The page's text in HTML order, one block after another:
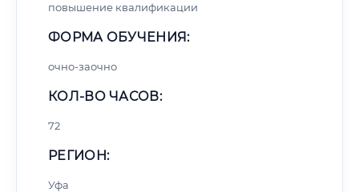
повышение квалификации
ФОРМА ОБУЧЕНИЯ:
очно-заочно
КОЛ-ВО ЧАСОВ:
72
РЕГИОН:
Уфа